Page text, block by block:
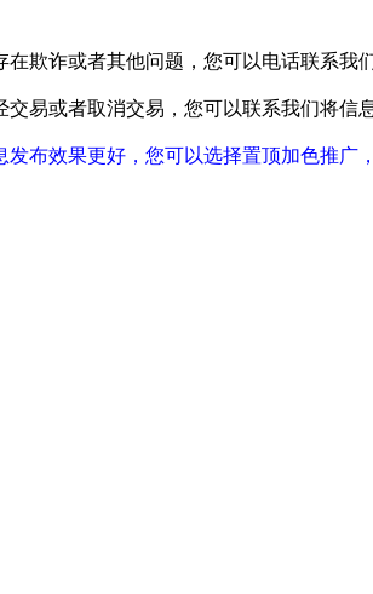
在欺诈或者其他问题，您可以电话联系我
交易或者取消交易，您可以联系我们将信
发布效果更好，您可以选择置顶加色推广